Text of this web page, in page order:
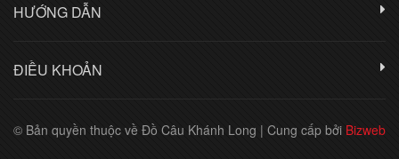
HƯỚNG DẪN
ĐIỀU KHOẢN
© Bản quyền thuộc về Đồ Câu Khánh Long | Cung cấp bởi Bizweb